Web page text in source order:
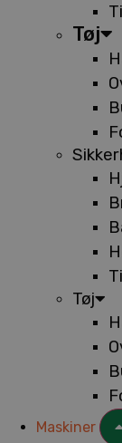
Tøj
Tøj
Maskiner